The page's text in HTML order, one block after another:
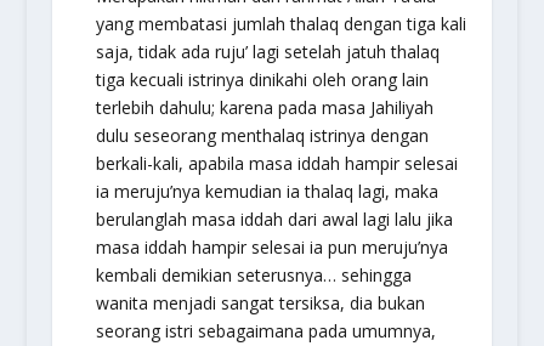
yang membatasi jumlah thalaq dengan tiga kali
saja, tidak ada ruju’ lagi setelah jatuh thalaq
tiga kecuali istrinya dinikahi oleh orang lain
terlebih dahulu; karena pada masa Jahiliyah
dulu seseorang menthalaq istrinya dengan
berkali-kali, apabila masa iddah hampir selesai
ia meruju’nya kemudian ia thalaq lagi, maka
berulanglah masa iddah dari awal lagi lalu jika
masa iddah hampir selesai ia pun meruju’nya
kembali demikian seterusnya… sehingga
wanita menjadi sangat tersiksa, dia bukan
seorang istri sebagaimana pada umumnya,